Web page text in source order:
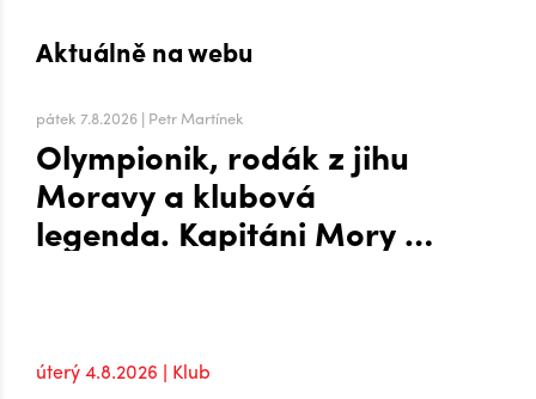
Aktuálně na webu
pátek 7.8.2026 | Petr Martínek
Olympionik, rodák z jihu
Moravy a klubová
legenda. Kapitáni Mory po
úterý 4.8.2026 | Klub